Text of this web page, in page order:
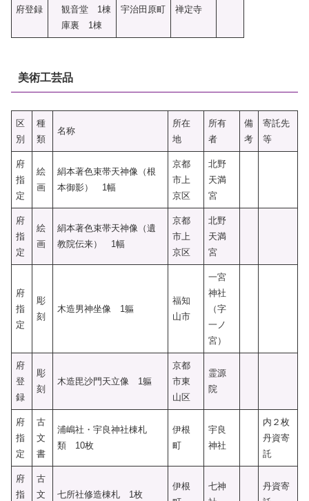
府登録
観音堂 1棟
庫裏 1棟
宇治田原町 禅定寺
美術工芸品
区
別
種
類
名称
所在
地
所有
者
備
考
寄託先
等
府
指
定
絵
画
絹本著色束帯天神像（根
本御影） 1幅
京都
市上
京区
北野
天満
宮
府
指
定
絵
画
絹本著色束帯天神像（遺
教院伝来） 1幅
京都
市上
京区
北野
天満
宮
府
指
定
彫
刻
木造男神坐像 1軀
福知
山市
一宮
神社
（字
一ノ
宮）
府
登
録
彫
刻
木造毘沙門天立像 1軀
京都
市東
山区
霊源
院
府
指
定
古
文
書
浦嶋社・宇良神社棟札
類 10枚
伊根
町
宇良
神社
内２枚
丹資寄
託
府
指
古
文
七所社修造棟札 1枚
伊根
七神
丹資寄